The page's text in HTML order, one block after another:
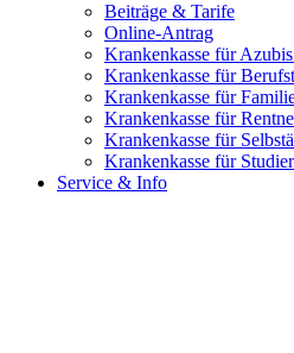
Beiträge & Tarife
Online-Antrag
Krankenkasse für
Krankenkasse für
Krankenkasse für
Krankenkasse für
Krankenkasse für
Krankenkasse für
Service & Info